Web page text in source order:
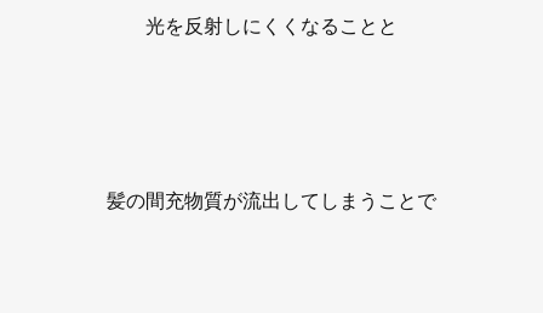
光を反射しにくくなることと
髪の間充物質が流出してしまうことで